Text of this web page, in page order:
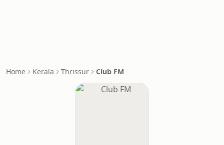
Home Kerala Thrissur Club FM